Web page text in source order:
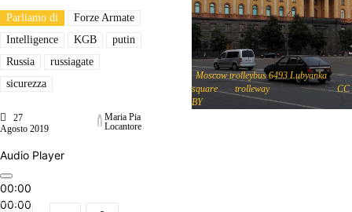
Parliamo di
Forze Armate
Intelligence
KGB
putin
Russia
russiagate
sicurezza
27
Agosto 2019
Maria Pia
Locantore
Audio Player
00:00
00:00
"Moscow trolleybus 6493 Lubyanka
square" by trollewayis licensed underCC
BY